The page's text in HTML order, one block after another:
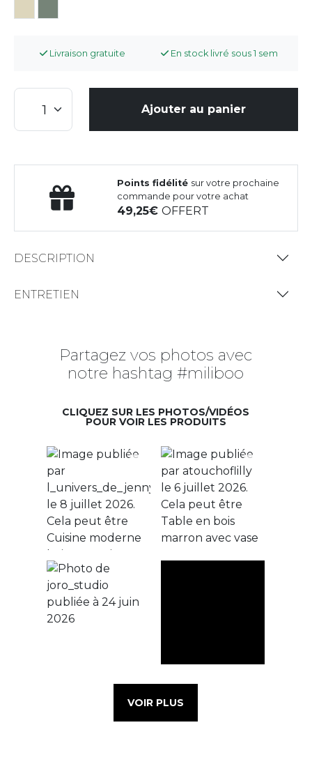
Livraison gratuite En stock livré sous 1 sem
Ajouter au panier
Points fidélité sur votre prochaine
commande pour votre achat
49,25OFFERT
DESCRIPTION
ENTRETIEN
Partagez vos photos avec
notre hashtag #miliboo
CLIQUEZ SUR LES PHOTOS/VIDÉOS
POUR VOIR LES PRODUITS
VOIR PLUS